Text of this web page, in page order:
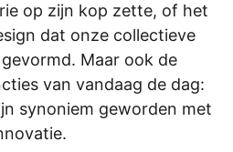
op zijn kop zette, of het
dat onze collectieve
Maar ook de
van vandaag de dag:
synoniem geworden met